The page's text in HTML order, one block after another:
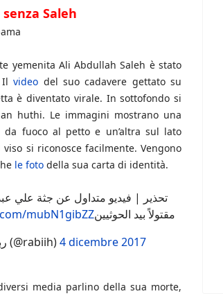
Saleh
yemenita Ali Abdullah Saleh è stato
Ilvideo del suo cadavere gettato su
è diventato virale. In sottofondo si
huthi. Le immagini mostrano una
da fuoco al petto e un’altra sul lato
si riconosce facilmente. Vengono
le foto della sua carta di identità.
تحذير | فيديو متداول عن جثة علي
مقتولاً بيد الحوثيينmubN1gibZZ
— ربيع (@rabiih)4 dicembre 2017
media parlino della sua morte,